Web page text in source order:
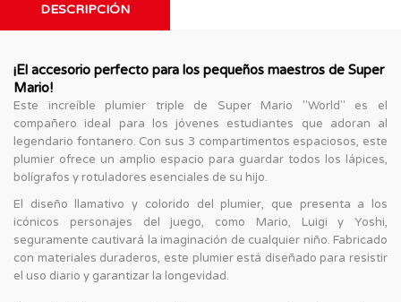
DESCRIPCIÓN
¡El accesorio perfecto para los pequeños maestros de Super
Mario!
Este increíble plumier triple de Super Mario "World" es el
compañero ideal para los jóvenes estudiantes que adoran al
legendario fontanero. Con sus 3 compartimentos espaciosos, este
plumier ofrece un amplio espacio para guardar todos los lápices,
bolígrafos y rotuladores esenciales de su hijo.
El diseño llamativo y colorido del plumier, que presenta a los
icónicos personajes del juego, como Mario, Luigi y Yoshi,
seguramente cautivará la imaginación de cualquier niño. Fabricado
con materiales duraderos, este plumier está diseñado para resistir
el uso diario y garantizar la longevidad.